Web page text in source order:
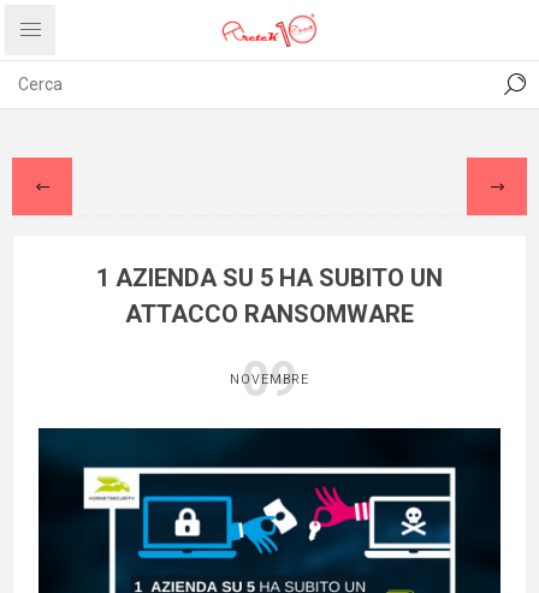
PRIVACY ABOUT US
1 AZIENDA SU 5 HA SUBITO UN
ATTACCO RANSOMWARE
09
NOVEMBRE